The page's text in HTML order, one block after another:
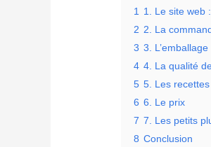
1 1. Le site web
2 2. La
3 3. L’emballage
4 4. La qualité
5 5. Les recettes
6 6. Le prix
7 7. Les petits
8 Conclusion